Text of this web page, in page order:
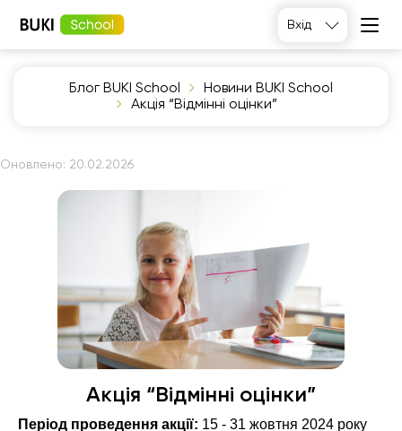
Вхід
Блог BUKI School
Новини BUKI School
Акція “Відмінні оцінки”
Оновлено: 20.02.2026
Акція “Відмінні оцінки”
Період проведення акції: 15 - 31 жовтня 2024 року